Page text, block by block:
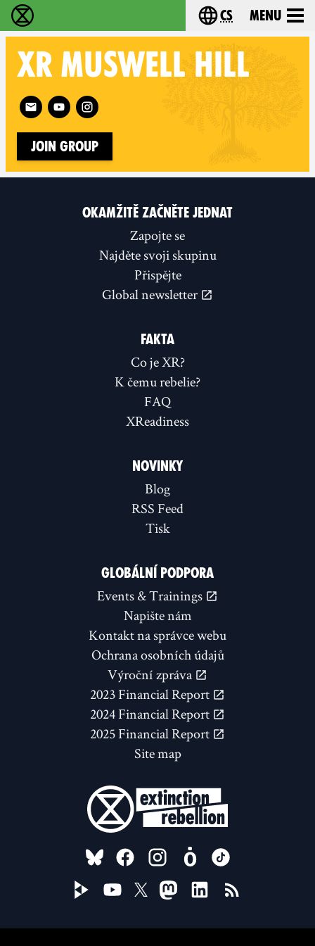
Rebelie proti vyhynutí - Home Choose your
cs Menu
XR MUSWELL HILL
Follow XR Muswell Hill on
Join Group
OKAMŽITĚ ZAČNĚTE JEDNAT
Zapojte se
Najděte svoji skupinu
Přispějte
Global newsletter
FAKTA
Co je XR?
K čemu rebelie?
FAQ
XReadiness
NOVINKY
Blog
RSS Feed
Tisk
GLOBÁLNÍ PODPORA
Events & Trainings
Napište nám
Kontakt na správce webu
Ochrana osobních údajů
Výroční zpráva
2023 Financial Report
2024 Financial Report
2025 Financial Report
Site map
FOLLOW US ON